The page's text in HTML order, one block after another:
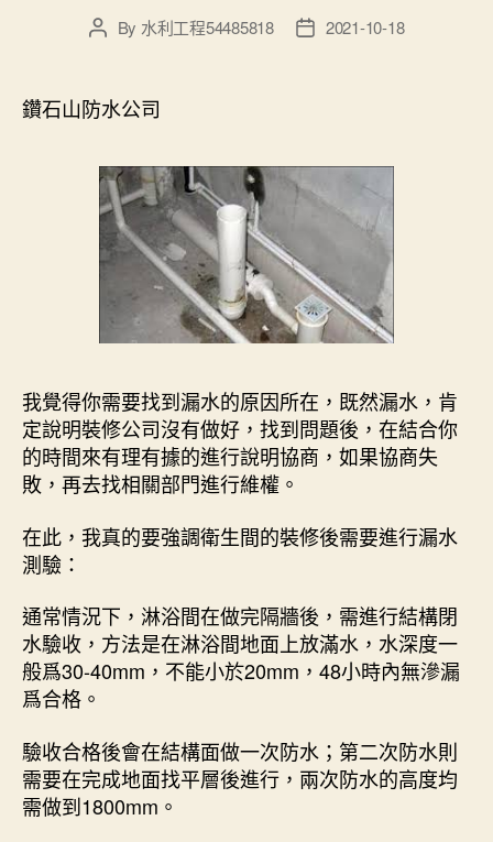
PostBy 水利工程54485818
Post2021-10-18
鑽石山防水公司
我覺得你需要找到漏水的原因所在，既然漏水，肯
定說明裝修公司沒有做好，找到問題後，在結合你
的時間來有理有據的進行說明協商，如果協商失
敗，再去找相關部門進行維權。
在此，我真的要強調衛生間的裝修後需要進行漏水
測驗：
通常情況下，淋浴間在做完隔牆後，需進行結構閉
水驗收，方法是在淋浴間地面上放滿水，水深度一
般爲30-40mm，不能小於20mm，48小時內無滲漏
爲合格。
驗收合格後會在結構面做一次防水；第二次防水則
需要在完成地面找平層後進行，兩次防水的高度均
需做到1800mm。